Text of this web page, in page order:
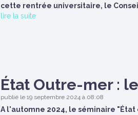
cette rentrée universitaire, le
lire la suite
État Outre-mer :
publié le 19 septembre 2024 à 08:08
A l'automne 2024, le séminaire